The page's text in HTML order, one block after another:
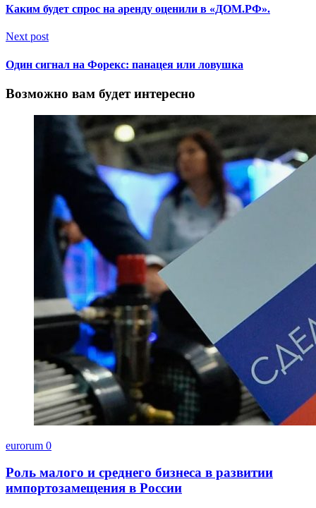
Каким будет спрос на аренду оценили в «ДОМ.РФ».
Next post
Один сигнал на Форекс: панацея или ловушка
Возможно вам будет интересно
eurorum 0
Роль малого и среднего бизнеса в развитии
импортозамещения в России